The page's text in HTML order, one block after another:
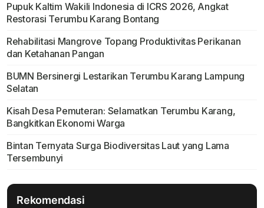
Pupuk Kaltim Wakili Indonesia di ICRS 2026, Angkat
Restorasi Terumbu Karang Bontang
Rehabilitasi Mangrove Topang Produktivitas Perikanan
dan Ketahanan Pangan
BUMN Bersinergi Lestarikan Terumbu Karang Lampung
Selatan
Kisah Desa Pemuteran: Selamatkan Terumbu Karang,
Bangkitkan Ekonomi Warga
Bintan Ternyata Surga Biodiversitas Laut yang Lama
Tersembunyi
Rekomendasi